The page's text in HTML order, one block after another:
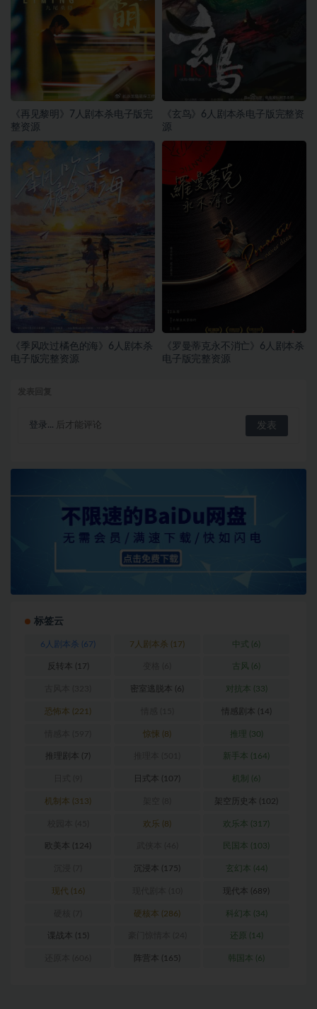
《再见黎明》7人剧本杀电子版完
整资源
《玄鸟》6人剧本杀电子版完整资
源
《季风吹过橘色的海》6人剧本杀
电子版完整资源
《罗曼蒂克永不消亡》6人剧本杀
电子版完整资源
登录... 后才能评论
标签云
6人剧本杀 (67) 7人剧本杀 (17) 中式 (6)
反转本 (17) 古风 (6)
密室逃脱本 (6) 对抗本 (33)
恐怖本 (221) 情感剧本 (14)
惊悚 (8) 推理 (30)
推理剧本 (7) 新手本 (164)
日式本 (107) 机制 (6)
机制本 (313) 架空历史本 (102)
欢乐 (8) 欢乐本 (317)
欧美本 (124) 民国本 (103)
沉浸本 (175) 玄幻本 (44)
现代 (16) 现代本 (689)
硬核本 (286) 科幻本 (34)
谍战本 (15) 还原 (14)
阵营本 (165) 韩国本 (6)